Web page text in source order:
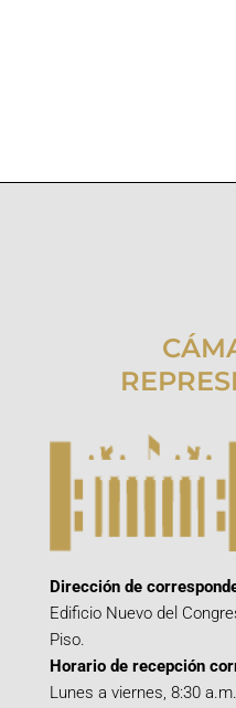
Dirección de
Edificio Nuevo del
Piso.
Horario de recepción
Lunes a viernes, 8:30